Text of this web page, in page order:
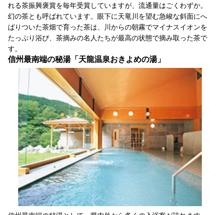
れる茶振興褒賞を毎年受賞していますが、流通量はごくわずか。
幻の茶とも呼ばれています。眼下に天竜川を望む急峻な斜面にへ
ばりついた茶畑で育った茶は、川からの朝霧でマイナスイオンを
たっぷり浴び、茶摘みの名人たちが最高の状態で摘み取った茶で
す。
信州最南端の秘湯「天龍温泉おきよめの湯」